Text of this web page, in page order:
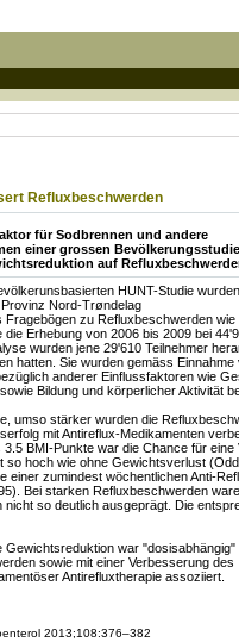
Refluxbeschwerden
für Sodbrennen und andere
einer grossen
auf
HUNT-Studie
Nord-Trøndelag
Fragebögen zu Refluxbeschwerden
Erhebung von 2006 bis 2009 bei
wurden jene 29'610 Teilnehmer
hatten. Sie wurden gemäss Einnahme
anderer Einflussfaktoren wie
Bildung und körperlicher Aktivität
umso stärker wurden die
mit Antireflux-Medikamenten
BMI-Punkte war die Chance für eine
so hoch wie ohne Gewichtsverlust
einer zumindest wöchentlichen Anti-
Bei starken Refluxbeschwerden
so deutlich ausgeprägt. Die
Gewichtsreduktion war "dosisabhängig"
sowie mit einer Verbesserung des
Antirefluxtherapie assoziiert.
2013;108:376–382